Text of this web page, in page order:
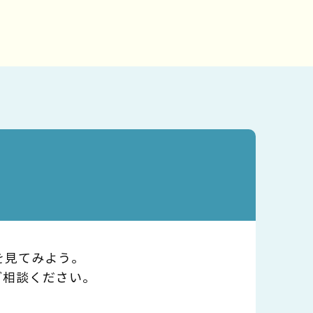
てみよう。
談ください。